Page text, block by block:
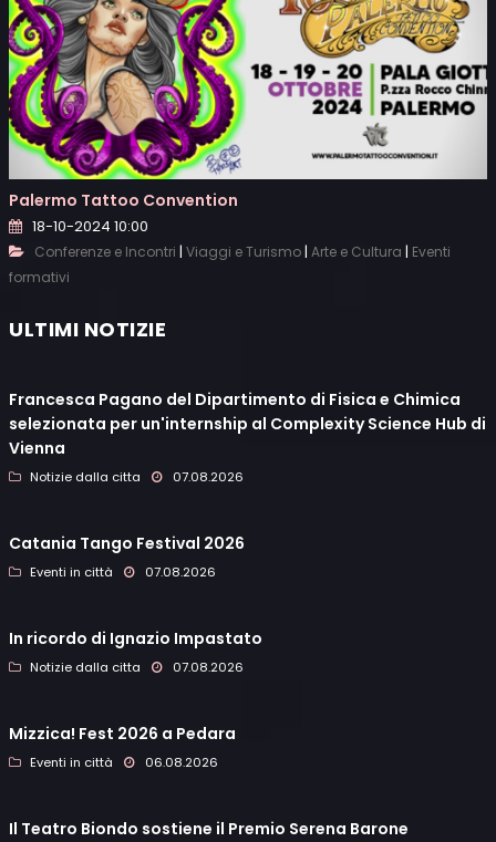
Palermo Tattoo Convention
18-10-2024 10:00
Conferenze e Incontri | Viaggi e Turismo | Arte e Cultura | Eventi
formativi
ULTIMI NOTIZIE
Francesca Pagano del Dipartimento di Fisica e Chimica
selezionata per un'internship al Complexity Science Hub di
Vienna
Notizie dalla citta 07.08.2026
Catania Tango Festival 2026
Eventi in città 07.08.2026
In ricordo di Ignazio Impastato
Notizie dalla citta 07.08.2026
Mizzica! Fest 2026 a Pedara
Eventi in città 06.08.2026
Il Teatro Biondo sostiene il Premio Serena Barone